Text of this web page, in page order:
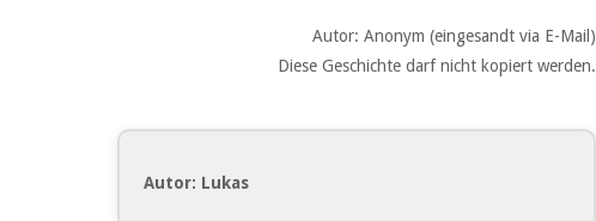
Autor: Anonym (eingesandt via E-Mail)
Diese Geschichte darf nicht kopiert werden.
Autor: Lukas